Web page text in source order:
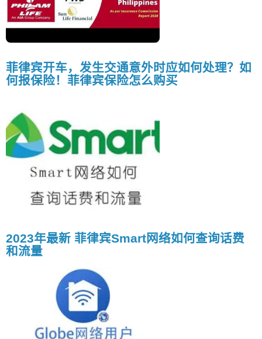
菲律宾开车，发生交通意外时应如何处理？如
何报保险！菲律宾保险怎么购买
2023年最新 菲律宾Smart网络如何查询话费
和流量